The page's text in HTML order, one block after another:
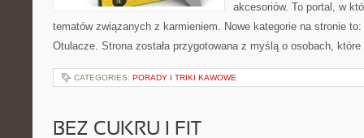
akcesoriów. To portal, w
tematów związanych z karmieniem. Nowe kategorie na stronie
Otulacze. Strona została przygotowana z myślą o osobach,
CATEGORIES: PORADY I TRIKI KAWOWE
BEZ CUKRU I FIT